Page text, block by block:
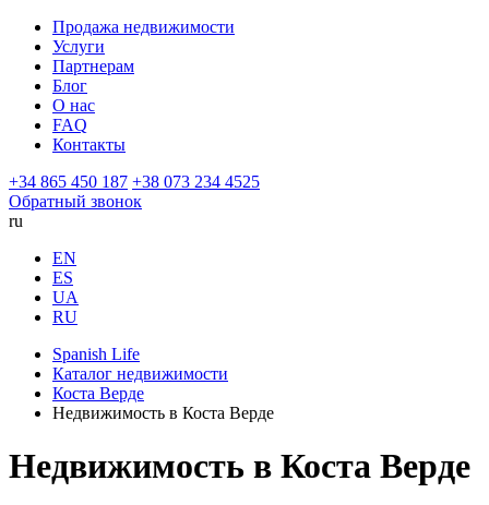
Продажа недвижимости
Услуги
Партнерам
Блог
О нас
FAQ
Контакты
+34 865 450 187 +38 073 234 4525
Обратный звонок
ru
EN
ES
UA
RU
Spanish Life
Каталог недвижимости
Коста Верде
Недвижимость в Коста Верде
Недвижимость в Коста Верде